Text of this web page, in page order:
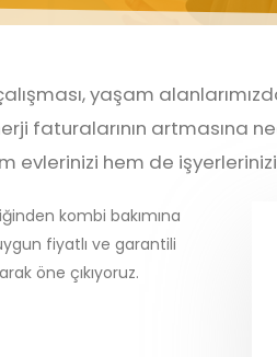
yaşam
faturalarının artmasına
hem de işyerlerinizi
kombi bakımına
fiyatlı ve garantili
öne çıkıyoruz.